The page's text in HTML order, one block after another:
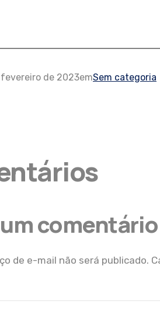
de 2023emSem categoria
comentário
de e-mail não será publicado.